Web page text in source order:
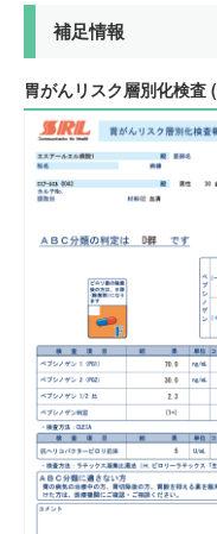
補足情報
胃がんリスク層別化検査